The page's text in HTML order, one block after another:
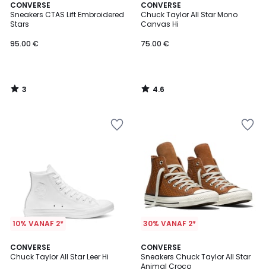
CONVERSE
Sneakers CTAS Lift Embroidered
Stars
95.00 €
3
/
5
3
/
CONVERSE
Chuck Taylor All Star Mono
Canvas Hi
75.00 €
4.6
/ 5
4.6
/
10% VANAF 2*
CONVERSE
Chuck Taylor All Star Leer Hi
4.7
/ 5
30% VANAF 2*
CONVERSE
Sneakers Chuck Taylor All Star
Animal Croco